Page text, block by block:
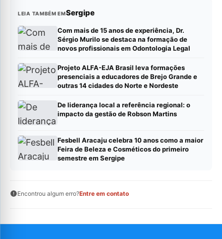
LEIA TAMBÉM EMSergipe
Com mais de 15 anos de experiência, Dr.
Sérgio Murilo se destaca na formação de
novos profissionais em Odontologia Legal
Projeto ALFA-EJA Brasil leva formações
presenciais a educadores de Brejo Grande e
outras 14 cidades do Norte e Nordeste
De liderança local a referência regional: o
impacto da gestão de Robson Martins
Fesbell Aracaju celebra 10 anos como a maior
Feira de Beleza e Cosméticos do primeiro
semestre em Sergipe
Encontrou algum erro?Entre em contato